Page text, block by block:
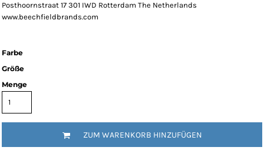
Posthoornstraat 17 301 IWD Rotterdam The Netherlands
www.beechfieldbrands.com
Farbe
Größe
Menge
ZUM WARENKORB HINZUFÜGEN